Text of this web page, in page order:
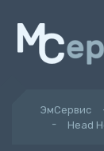
ЭмСервис
Head